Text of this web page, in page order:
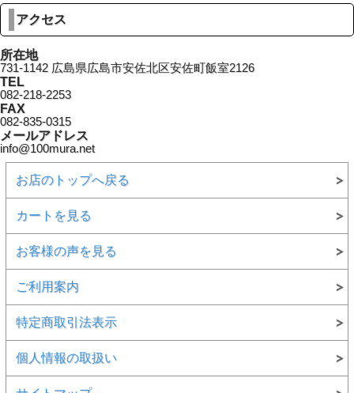
アクセス
所在地
731-1142 広島県広島市安佐北区安佐町飯室2126
TEL
082-218-2253
FAX
082-835-0315
メールアドレス
info@100mura.net
お店のトップへ戻る
カートを見る
お客様の声を見る
ご利用案内
特定商取引法表示
個人情報の取扱い